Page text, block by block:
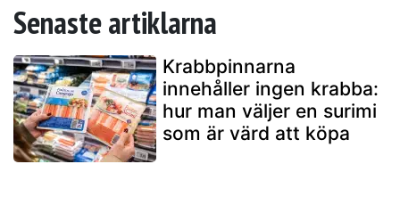
Senaste artiklarna
Krabbpinnarna
innehåller ingen krabba:
hur man väljer en surimi
som är värd att köpa